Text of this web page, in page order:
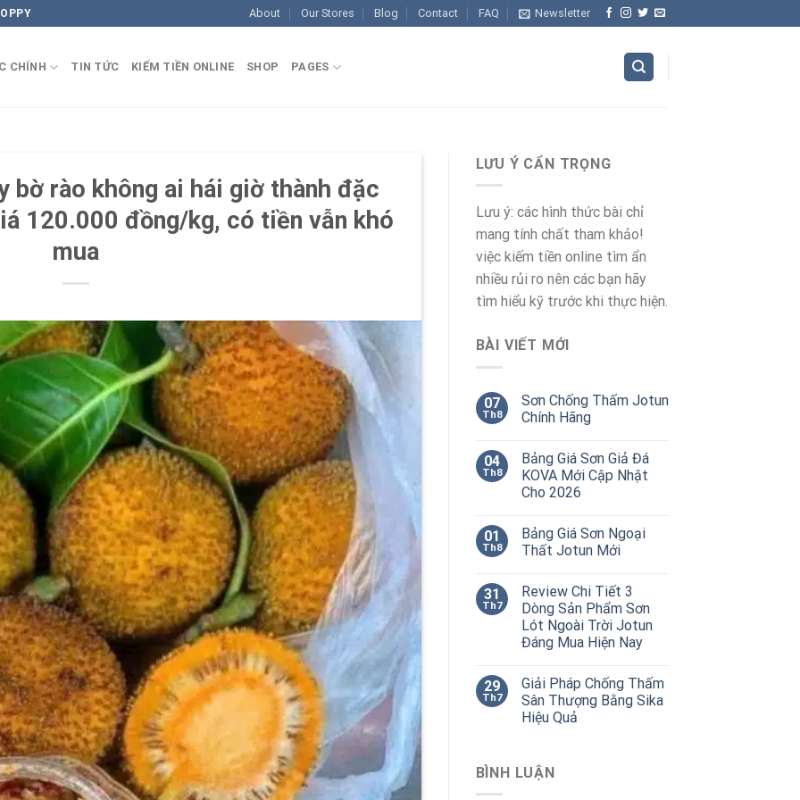
About Our Stores Blog Contact FAQ Newsletter
CHÍNH TIN TỨC KIẾM TIỀN ONLINE SHOP PAGES
bờ rào không ai hái giờ thành đặc
120.000 đồng/kg, có tiền vẫn khó
mua
LƯU Ý CẨN TRỌNG
Lưu ý: các hình thức bài chỉ
mang tính chất tham khảo!
việc kiếm tiền online tìm ẩn
nhiều rủi ro nên các bạn hãy
tìm hiểu kỹ trước khi thực hiện.
BÀI VIẾT MỚI
07
Th8
Sơn Chống Thấm Jotun
Chính Hãng
04
Th8
Bảng Giá Sơn Giả Đá
KOVA Mới Cập Nhật
Cho 2026
01
Th8
Bảng Giá Sơn Ngoại
Thất Jotun Mới
31
Th7
Review Chi Tiết 3
Dòng Sản Phẩm Sơn
Lót Ngoài Trời Jotun
Đáng Mua Hiện Nay
29
Th7
Giải Pháp Chống Thấm
Sân Thượng Bằng Sika
Hiệu Quả
BÌNH LUẬN